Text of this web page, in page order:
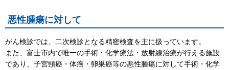
悪性腫瘍に対して
がん検診では、二次検診となる精密検査を主に扱っています。
また、富士市内で唯一の手術・化学療法・放射線治療が行える施設
であり、子宮頸癌・体癌・卵巣癌等の悪性腫瘍に対して手術・化学